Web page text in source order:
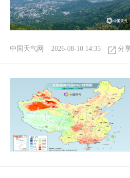
中国天气网 2026-08-10 14:35 分